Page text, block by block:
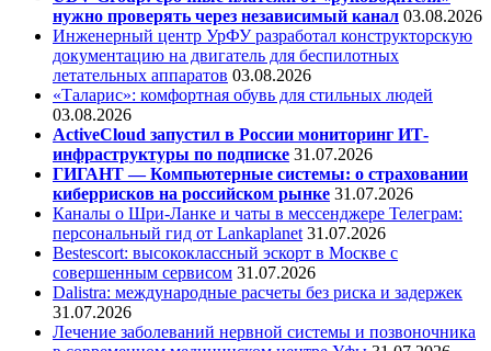
нужно проверять через независимый канал 03.08.2026
Инженерный центр УрФУ разработал конструкторскую
документацию на двигатель для беспилотных
летательных аппаратов 03.08.2026
«Таларис»: комфортная обувь для стильных людей
03.08.2026
ActiveCloud запустил в России мониторинг ИТ-
инфраструктуры по подписке 31.07.2026
ГИГАНТ — Компьютерные системы: о страховании
киберрисков на российском рынке 31.07.2026
Каналы о Шри-Ланке и чаты в мессенджере Телеграм:
персональный гид от Lankaplanet 31.07.2026
Bestescort: высококлассный эскорт в Москве с
совершенным сервисом 31.07.2026
Dalistra: международные расчеты без риска и задержек
31.07.2026
Лечение заболеваний нервной системы и позвоночника